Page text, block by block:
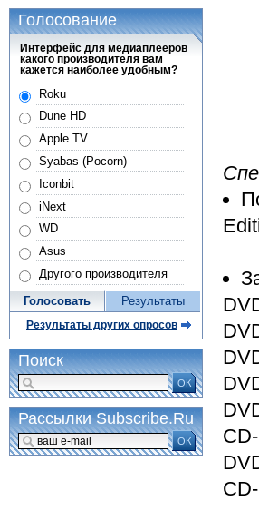
Голосование
Интерфейс для медиаплееров
какого производителя вам
кажется наиболее удобным?
Roku
Dune HD
Apple TV
Syabas (Pocorn)
Iconbit
iNext
WD
Asus
Другого производителя
Голосовать Результаты
Результаты других опросов
Поиск
ОК
Рассылки Subscribe.Ru
ОК